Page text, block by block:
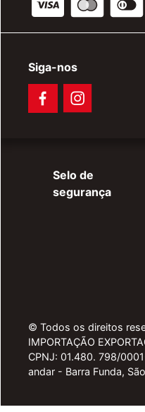
Siga-nos
Selo de
segurança
© Todos os direitos
IMPORTAÇÃO
CPNJ: 01.480. 798/
andar - Barra Funda,